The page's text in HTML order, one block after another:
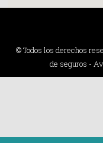
© Todos los derechos
de seguros -